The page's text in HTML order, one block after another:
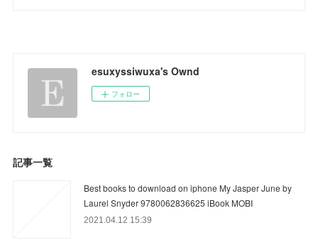
esuxyssiwuxa's Ownd
フォロー
記事一覧
Best books to download on iphone My Jasper June by
Laurel Snyder 9780062836625 iBook MOBI
2021.04.12 15:39